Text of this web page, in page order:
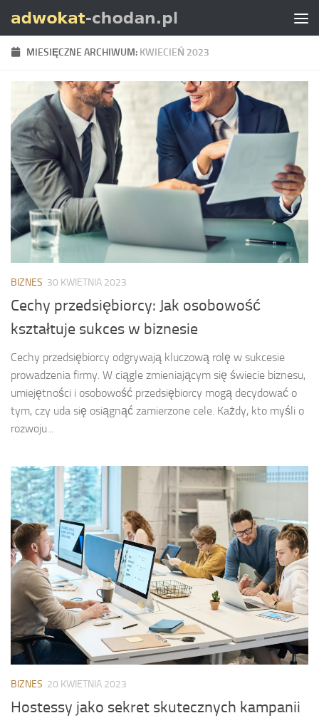
Skip to content
MIESIĘCZNE ARCHIWUM: KWIECIEŃ 2023
BIZNES 30 KWIETNIA 2023
Cechy przedsiębiorcy: Jak osobowość
kształtuje sukces w biznesie
Cechy przedsiębiorcy odgrywają kluczową rolę w sukcesie
prowadzenia firmy. W ciągle zmieniającym się świecie biznesu,
umiejętności i osobowość przedsiębiorcy mogą decydować o
tym, czy uda się osiągnąć zamierzone cele. Każdy, kto myśli o
rozwoju...
BIZNES 20 KWIETNIA 2023
Hostessy jako sekret skutecznych kampanii